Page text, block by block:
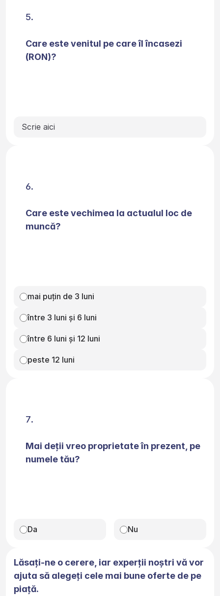
Care este venitul pe care îl încasezi
(RON)?
Care este vechimea la actualul loc de
muncă?
mai puțin de 3 luni
între 3 luni și 6 luni
între 6 luni și 12 luni
peste 12 luni
Mai deții vreo proprietate în prezent, pe
numele tău?
Da Nu
Lăsați-ne o cerere, iar experții noștri vă vor
ajuta să alegeți cele mai bune oferte de pe
piață.